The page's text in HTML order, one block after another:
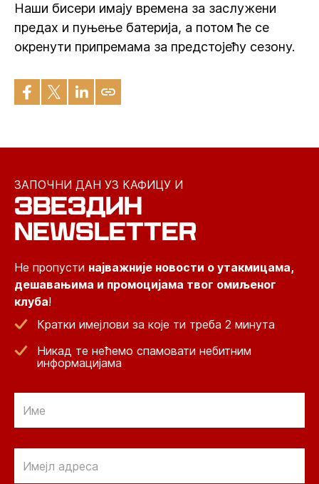
Наши бисери имају времена за заслужени
предах и пуњење батерија, а потом ће се
окренути припремама за предстојећу сезону.
ЗАПОЧНИ ДАН УЗ КАФИЦУ И
ЗВЕЗДИН
NEWSLETTER
Не пропусти најважније новости о утакмицама,
дешавањима и промоцијама твог омиљеног
клуба!
Кратки имејлови за које ти треба 2 минута
Никад те нећемо спамовати небитним
информацијама